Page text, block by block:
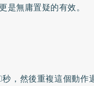
無庸置疑的有效。
，然後重複這個動作